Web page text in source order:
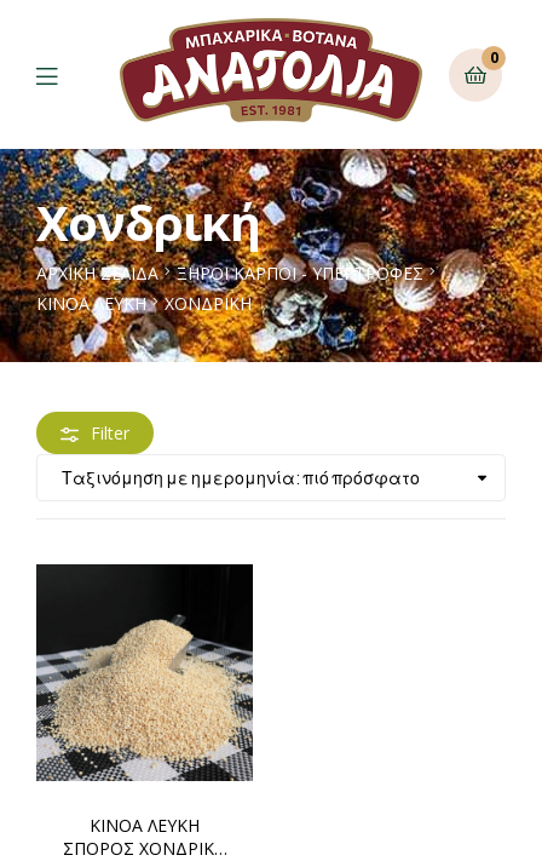
0
Χονδρική
ΑΡΧΙΚΉ ΣΕΛΊΔΑ
ΞΗΡΟΙ ΚΑΡΠΟΙ - ΥΠΕΡΤΡΟΦΕΣ
ΚΙΝΌΑ ΛΕΥΚΉ
ΧΟΝΔΡΙΚΉ
Filter
ΚΙΝΟΑ ΛΕΥΚΗ
ΣΠΟΡΟΣ ΧΟΝΔΡΙΚΗ